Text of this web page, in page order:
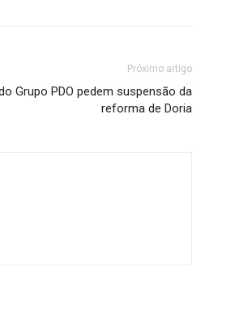
Próximo artigo
Grupo PDO pedem suspensão da
reforma de Doria